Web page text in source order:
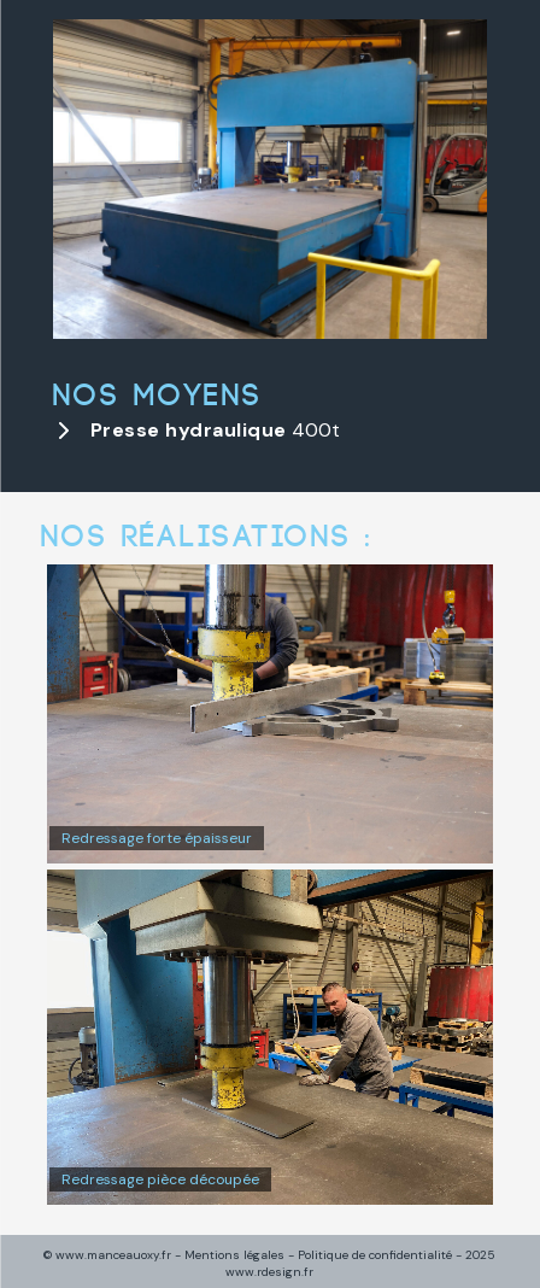
Nos moyens
Presse hydraulique 400t
Nos réalisations :
Redressage forte épaisseur
Redressage pièce découpée
© www.manceauoxy.fr - Mentions légales - Politique de confidentialité - 2025
www.rdesign.fr